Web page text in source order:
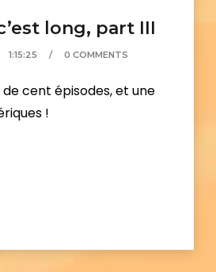
long, part III
1:15:25 0 COMMENTS
cent épisodes, et une
!